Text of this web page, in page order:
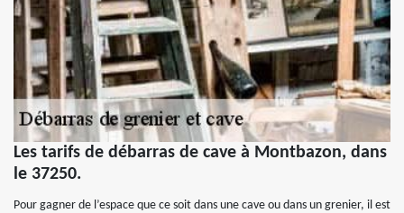
Les tarifs de débarras de cave à Montbazon, dans
le 37250.
Pour gagner de l’espace que ce soit dans une cave ou dans un grenier, il est